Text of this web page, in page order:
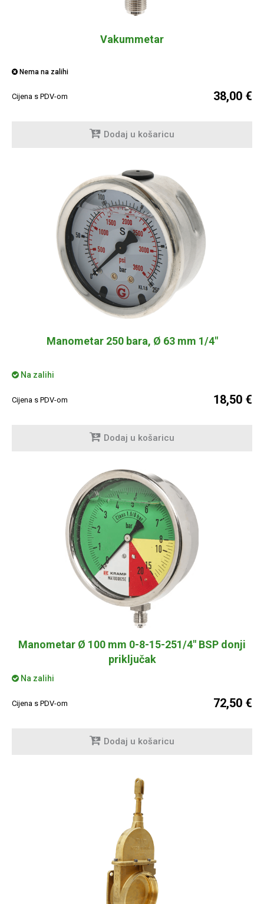
Vakummetar
Nema na zalihi
Cijena s PDV-om 38,00 €
Dodaj u košaricu
Manometar 250 bara, Ø 63 mm 1/4"
Na zalihi
Cijena s PDV-om 18,50 €
Dodaj u košaricu
Manometar Ø 100 mm 0-8-15-251/4" BSP donji
priključak
Na zalihi
Cijena s PDV-om 72,50 €
Dodaj u košaricu